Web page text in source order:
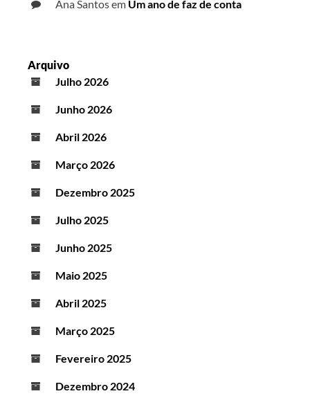
Ana Santosem Um ano de faz de conta
Arquivo
Julho 2026
Junho 2026
Abril 2026
Março 2026
Dezembro 2025
Julho 2025
Junho 2025
Maio 2025
Abril 2025
Março 2025
Fevereiro 2025
Dezembro 2024